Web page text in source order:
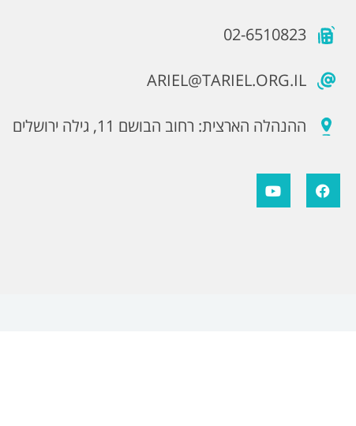
02-6510823
ARIEL@TARIEL.ORG.IL
ההנהלה הארצית: רחוב הבושם 11, גילה ירושלים